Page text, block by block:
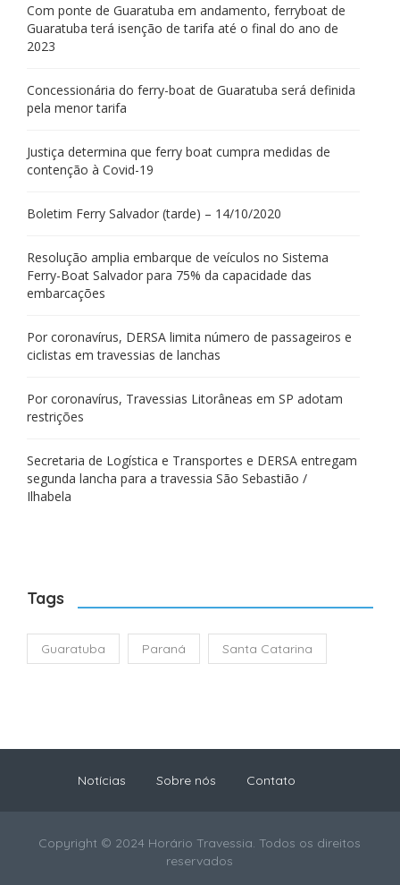
Com ponte de Guaratuba em andamento, ferryboat de
Guaratuba terá isenção de tarifa até o final do ano de
2023
Concessionária do ferry-boat de Guaratuba será definida
pela menor tarifa
Justiça determina que ferry boat cumpra medidas de
contenção à Covid-19
Boletim Ferry Salvador (tarde) – 14/10/2020
Resolução amplia embarque de veículos no Sistema
Ferry-Boat Salvador para 75% da capacidade das
embarcações
Por coronavírus, DERSA limita número de passageiros e
ciclistas em travessias de lanchas
Por coronavírus, Travessias Litorâneas em SP adotam
restrições
Secretaria de Logística e Transportes e DERSA entregam
segunda lancha para a travessia São Sebastião /
Ilhabela
Tags
Guaratuba Paraná Santa Catarina
Notícias Sobre nós Contato
Copyright © 2024 Horário Travessia. Todos os direitos
reservados